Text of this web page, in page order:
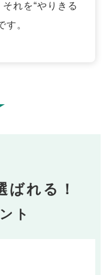
れを“やりきる
す。
れる！
ト